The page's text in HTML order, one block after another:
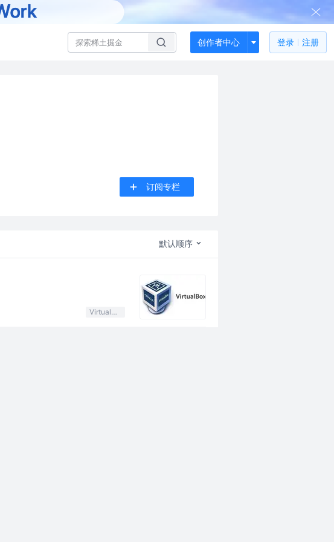
创作者中心 登录 注册
订阅专栏
默认顺序
VirtualBox